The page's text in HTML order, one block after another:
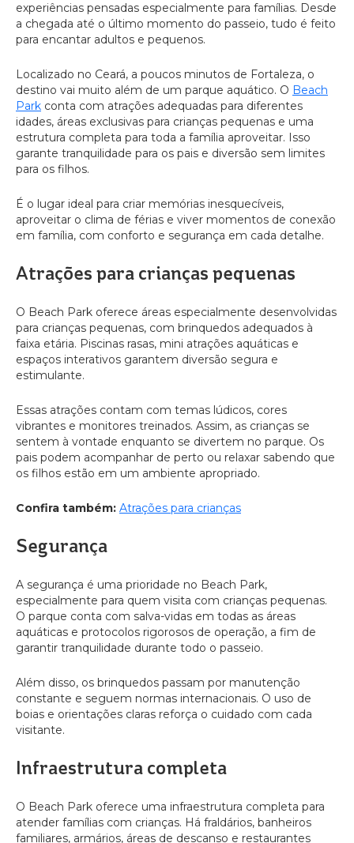
experiências pensadas especialmente para famílias. Desde
a chegada até o último momento do passeio, tudo é feito
para encantar adultos e pequenos.
Localizado no Ceará, a poucos minutos de Fortaleza, o
destino vai muito além de um parque aquático. O Beach
Park conta com atrações adequadas para diferentes
idades, áreas exclusivas para crianças pequenas e uma
estrutura completa para toda a família aproveitar. Isso
garante tranquilidade para os pais e diversão sem limites
para os filhos.
É o lugar ideal para criar memórias inesquecíveis,
aproveitar o clima de férias e viver momentos de conexão
em família, com conforto e segurança em cada detalhe.
Atrações para crianças pequenas
O Beach Park oferece áreas especialmente desenvolvidas
para crianças pequenas, com brinquedos adequados à
faixa etária. Piscinas rasas, mini atrações aquáticas e
espaços interativos garantem diversão segura e
estimulante.
Essas atrações contam com temas lúdicos, cores
vibrantes e monitores treinados. Assim, as crianças se
sentem à vontade enquanto se divertem no parque. Os
pais podem acompanhar de perto ou relaxar sabendo que
os filhos estão em um ambiente apropriado.
Confira também: Atrações para crianças
Segurança
A segurança é uma prioridade no Beach Park,
especialmente para quem visita com crianças pequenas.
O parque conta com salva-vidas em todas as áreas
aquáticas e protocolos rigorosos de operação, a fim de
garantir tranquilidade durante todo o passeio.
Além disso, os brinquedos passam por manutenção
constante e seguem normas internacionais. O uso de
boias e orientações claras reforça o cuidado com cada
visitante.
Infraestrutura completa
O Beach Park oferece uma infraestrutura completa para
atender famílias com crianças. Há fraldários, banheiros
familiares, armários, áreas de descanso e restaurantes